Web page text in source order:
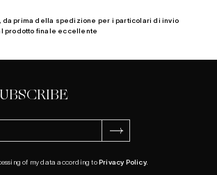
da prima della spedizione per i particolari di invio
prodotto finale eccellente
of my data according toPrivacy Policy.